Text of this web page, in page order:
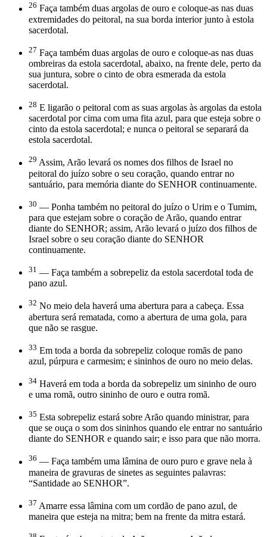
26 Faça também duas argolas de ouro e coloque-as nas duas
extremidades do peitoral, na sua borda interior junto à estola
sacerdotal.
27 Faça também duas argolas de ouro e coloque-as nas duas
ombreiras da estola sacerdotal, abaixo, na frente dele, perto da
sua juntura, sobre o cinto de obra esmerada da estola
sacerdotal.
28 E ligarão o peitoral com as suas argolas às argolas da estola
sacerdotal por cima com uma fita azul, para que esteja sobre o
cinto da estola sacerdotal; e nunca o peitoral se separará da
estola sacerdotal.
29 Assim, Arão levará os nomes dos filhos de Israel no
peitoral do juízo sobre o seu coração, quando entrar no
santuário, para memória diante do SENHOR continuamente.
30 — Ponha também no peitoral do juízo o Urim e o Tumim,
para que estejam sobre o coração de Arão, quando entrar
diante do SENHOR; assim, Arão levará o juízo dos filhos de
Israel sobre o seu coração diante do SENHOR
continuamente.
31 — Faça também a sobrepeliz da estola sacerdotal toda de
pano azul.
32 No meio dela haverá uma abertura para a cabeça. Essa
abertura será rematada, como a abertura de uma gola, para
que não se rasgue.
33 Em toda a borda da sobrepeliz coloque romãs de pano
azul, púrpura e carmesim; e sininhos de ouro no meio delas.
34 Haverá em toda a borda da sobrepeliz um sininho de ouro
e uma romã, outro sininho de ouro e outra romã.
35 Esta sobrepeliz estará sobre Arão quando ministrar, para
que se ouça o som dos sininhos quando ele entrar no santuário
diante do SENHOR e quando sair; e isso para que não morra.
36 — Faça também uma lâmina de ouro puro e grave nela à
maneira de gravuras de sinetes as seguintes palavras:
“Santidade ao SENHOR”.
37 Amarre essa lâmina com um cordão de pano azul, de
maneira que esteja na mitra; bem na frente da mitra estará.